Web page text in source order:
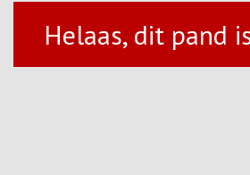
Helaas, dit pand